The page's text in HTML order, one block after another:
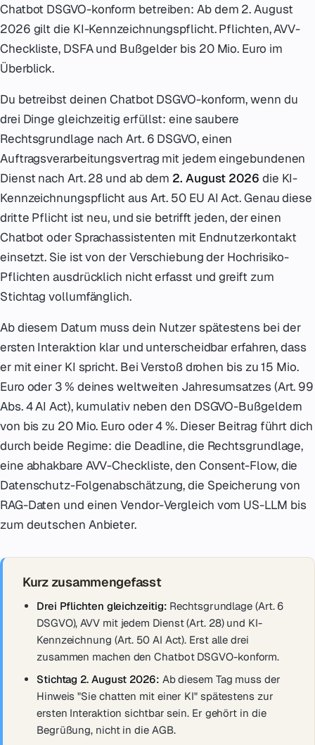
Chatbot DSGVO-konform betreiben: Ab dem 2. August
2026 gilt die KI-Kennzeichnungspflicht. Pflichten, AVV-
Checkliste, DSFA und Bußgelder bis 20 Mio. Euro im
Überblick.
Du betreibst deinen Chatbot DSGVO-konform, wenn du
drei Dinge gleichzeitig erfüllst: eine saubere
Rechtsgrundlage nach Art. 6 DSGVO, einen
Auftragsverarbeitungsvertrag mit jedem eingebundenen
Dienst nach Art. 28 und ab dem 2. August 2026 die KI-
Kennzeichnungspflicht aus Art. 50 EU AI Act. Genau diese
dritte Pflicht ist neu, und sie betrifft jeden, der einen
Chatbot oder Sprachassistenten mit Endnutzerkontakt
einsetzt. Sie ist von der Verschiebung der Hochrisiko-
Pflichten ausdrücklich nicht erfasst und greift zum
Stichtag vollumfänglich.
Ab diesem Datum muss dein Nutzer spätestens bei der
ersten Interaktion klar und unterscheidbar erfahren, dass
er mit einer KI spricht. Bei Verstoß drohen bis zu 15 Mio.
Euro oder 3 % deines weltweiten Jahresumsatzes (Art. 99
Abs. 4 AI Act), kumulativ neben den DSGVO-Bußgeldern
von bis zu 20 Mio. Euro oder 4 %. Dieser Beitrag führt dich
durch beide Regime: die Deadline, die Rechtsgrundlage,
eine abhakbare AVV-Checkliste, den Consent-Flow, die
Datenschutz-Folgenabschätzung, die Speicherung von
RAG-Daten und einen Vendor-Vergleich vom US-LLM bis
zum deutschen Anbieter.
Kurz zusammengefasst
Drei Pflichten gleichzeitig: Rechtsgrundlage (Art. 6
DSGVO), AVV mit jedem Dienst (Art. 28) und KI-
Kennzeichnung (Art. 50 AI Act). Erst alle drei
zusammen machen den Chatbot DSGVO-konform.
Stichtag 2. August 2026: Ab diesem Tag muss der
Hinweis "Sie chatten mit einer KI" spätestens zur
ersten Interaktion sichtbar sein. Er gehört in die
Begrüßung, nicht in die AGB.